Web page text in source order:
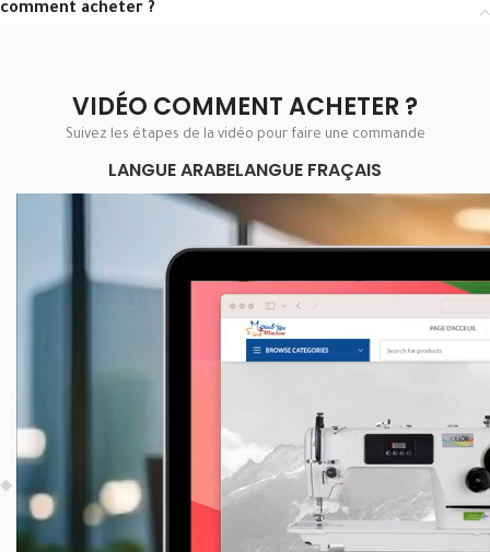
comment acheter ?
VIDÉO COMMENT ACHETER ?
Suivez les étapes de la vidéo pour faire une commande
LANGUE ARABELANGUE FRAÇAIS